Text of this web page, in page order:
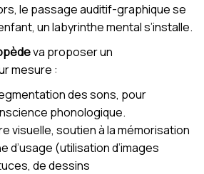
le passage auditif-graphique se
un labyrinthe mental s’installe.
va proposer un
mesure :
des sons, pour
phonologique.
visuelle, soutien à la mémorisation
d’usage (utilisation d’images
de dessins